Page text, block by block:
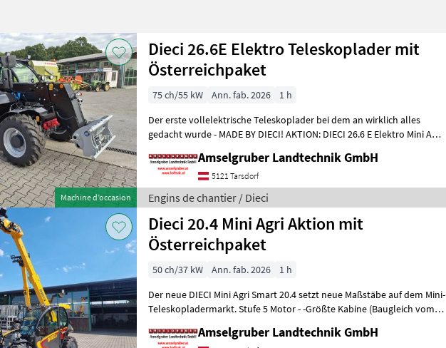
Machine d’occasion
Dieci 26.6E Elektro Teleskoplader mit
Österreichpaket
75 ch/55 kW Ann. fab. 2026
1 h
Der erste vollelektrische Teleskoplader bei dem an wirklich alles
gedacht wurde - MADE BY DIECI! AKTION: DIECI 26.6 E Elektro Mini Agri
Amselgruber Landtechnik GmbH
5121 Tarsdorf
Engins de chantier / Dieci
Dieci 20.4 Mini Agri Aktion mit
Österreichpaket
50 ch/37 kW Ann. fab. 2026
1 h
Der neue DIECI Mini Agri Smart 20.4 setzt neue Maßstäbe auf dem Mini-
Teleskopladermarkt. Stufe 5 Motor - -Größte Kabine (Baugleich vom
Amselgruber Landtechnik GmbH